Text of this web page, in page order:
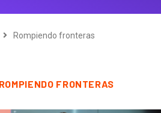
Rompiendo fronteras
FRONTERAS